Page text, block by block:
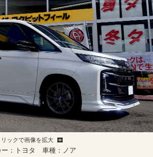
ックで画像を拡大
ー：トヨタ 車種：ノア